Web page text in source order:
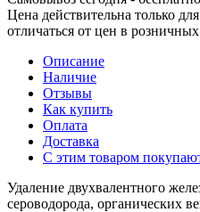
Цена действительна только
отличаться от цен в
Описание
Наличие
Отзывы
Как купить
Оплата
Доставка
С этим товаром
Удаление двухвалентного
сероводорода, органических